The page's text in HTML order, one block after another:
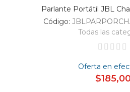
Parlante Portátil JBL
Código:
Todas las
Oferta en